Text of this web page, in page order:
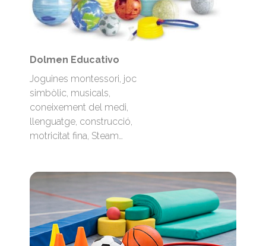
Dolmen Educativo
Joguines montessori, joc
simbòlic, musicals,
coneixement del medi,
llenguatge, construcció,
motricitat fina, Steam…